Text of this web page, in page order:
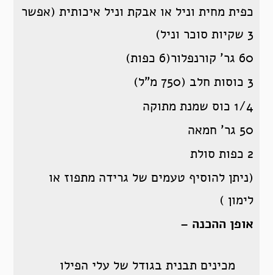
כפית מחית וניל או אבקת וניל איכותית (אפשר
3 שקיות סוכר וניל)
60 גר’ קורנפלור(6 כפות)
3 כוסות חלב (750 מ”ל)
1/4 כוס שמנת מתוקה
50 גר’ חמאה
2 כפות סולת
(ניתן להוסיף טעמים של גרידה מתפוז או
לימון )
אופן ההכנה –
מכינים תבנית בגודל של עלי הפילו